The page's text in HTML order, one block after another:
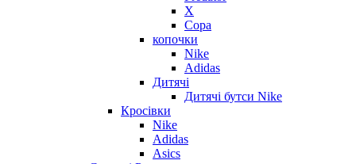
X
Copa
копочки
Nike
Adidas
Дитячі
Дитячі бутси Nike
Кросівки
Nike
Adidas
Asics